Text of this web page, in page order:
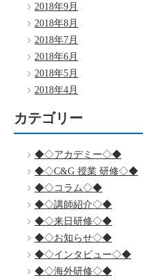
2018年9月
2018年8月
2018年7月
2018年6月
2018年5月
2018年4月
カテゴリー
◆◇アカデミー◇◆
◆◇C&G 授業 研修◇◆
◆◇コラム◇◆
◆◇講師紹介◇◆
◆◇来日研修◇◆
◆◇お知らせ◇◆
◆◇インタビュー◇◆
◆◇海外研修◇◆